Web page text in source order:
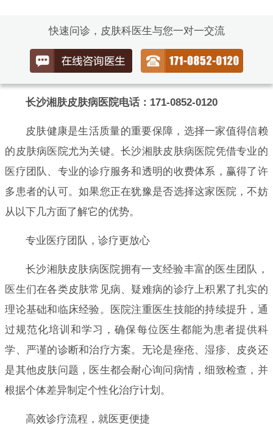
快速问诊，皮肤科医生与您一对一交流
长沙湘肤皮肤病医院电话：171-0852-0120
皮肤健康是生活质量的重要保障，选择一家值得信赖
的皮肤病医院尤为关键。长沙湘肤皮肤病医院凭借专业的
医疗团队、专业的诊疗服务和透明的收费体系，赢得了许
多患者的认可。如果您正在犹豫是否选择这家医院，不妨
从以下几方面了解它的优势。
专业医疗团队，诊疗更放心
长沙湘肤皮肤病医院拥有一支经验丰富的医生团队，
医生们在各类皮肤常见病、疑难病的诊疗上积累了扎实的
理论基础和临床经验。医院注重医生技能的持续提升，通
过规范化培训和学习，确保每位医生都能为患者提供科
学、严谨的诊断和治疗方案。无论是痤疮、湿疹、皮炎还
是其他皮肤问题，医生都会耐心询问病情，细致检查，并
根据个体差异制定个性化治疗计划。
高效诊疗流程，就医更便捷